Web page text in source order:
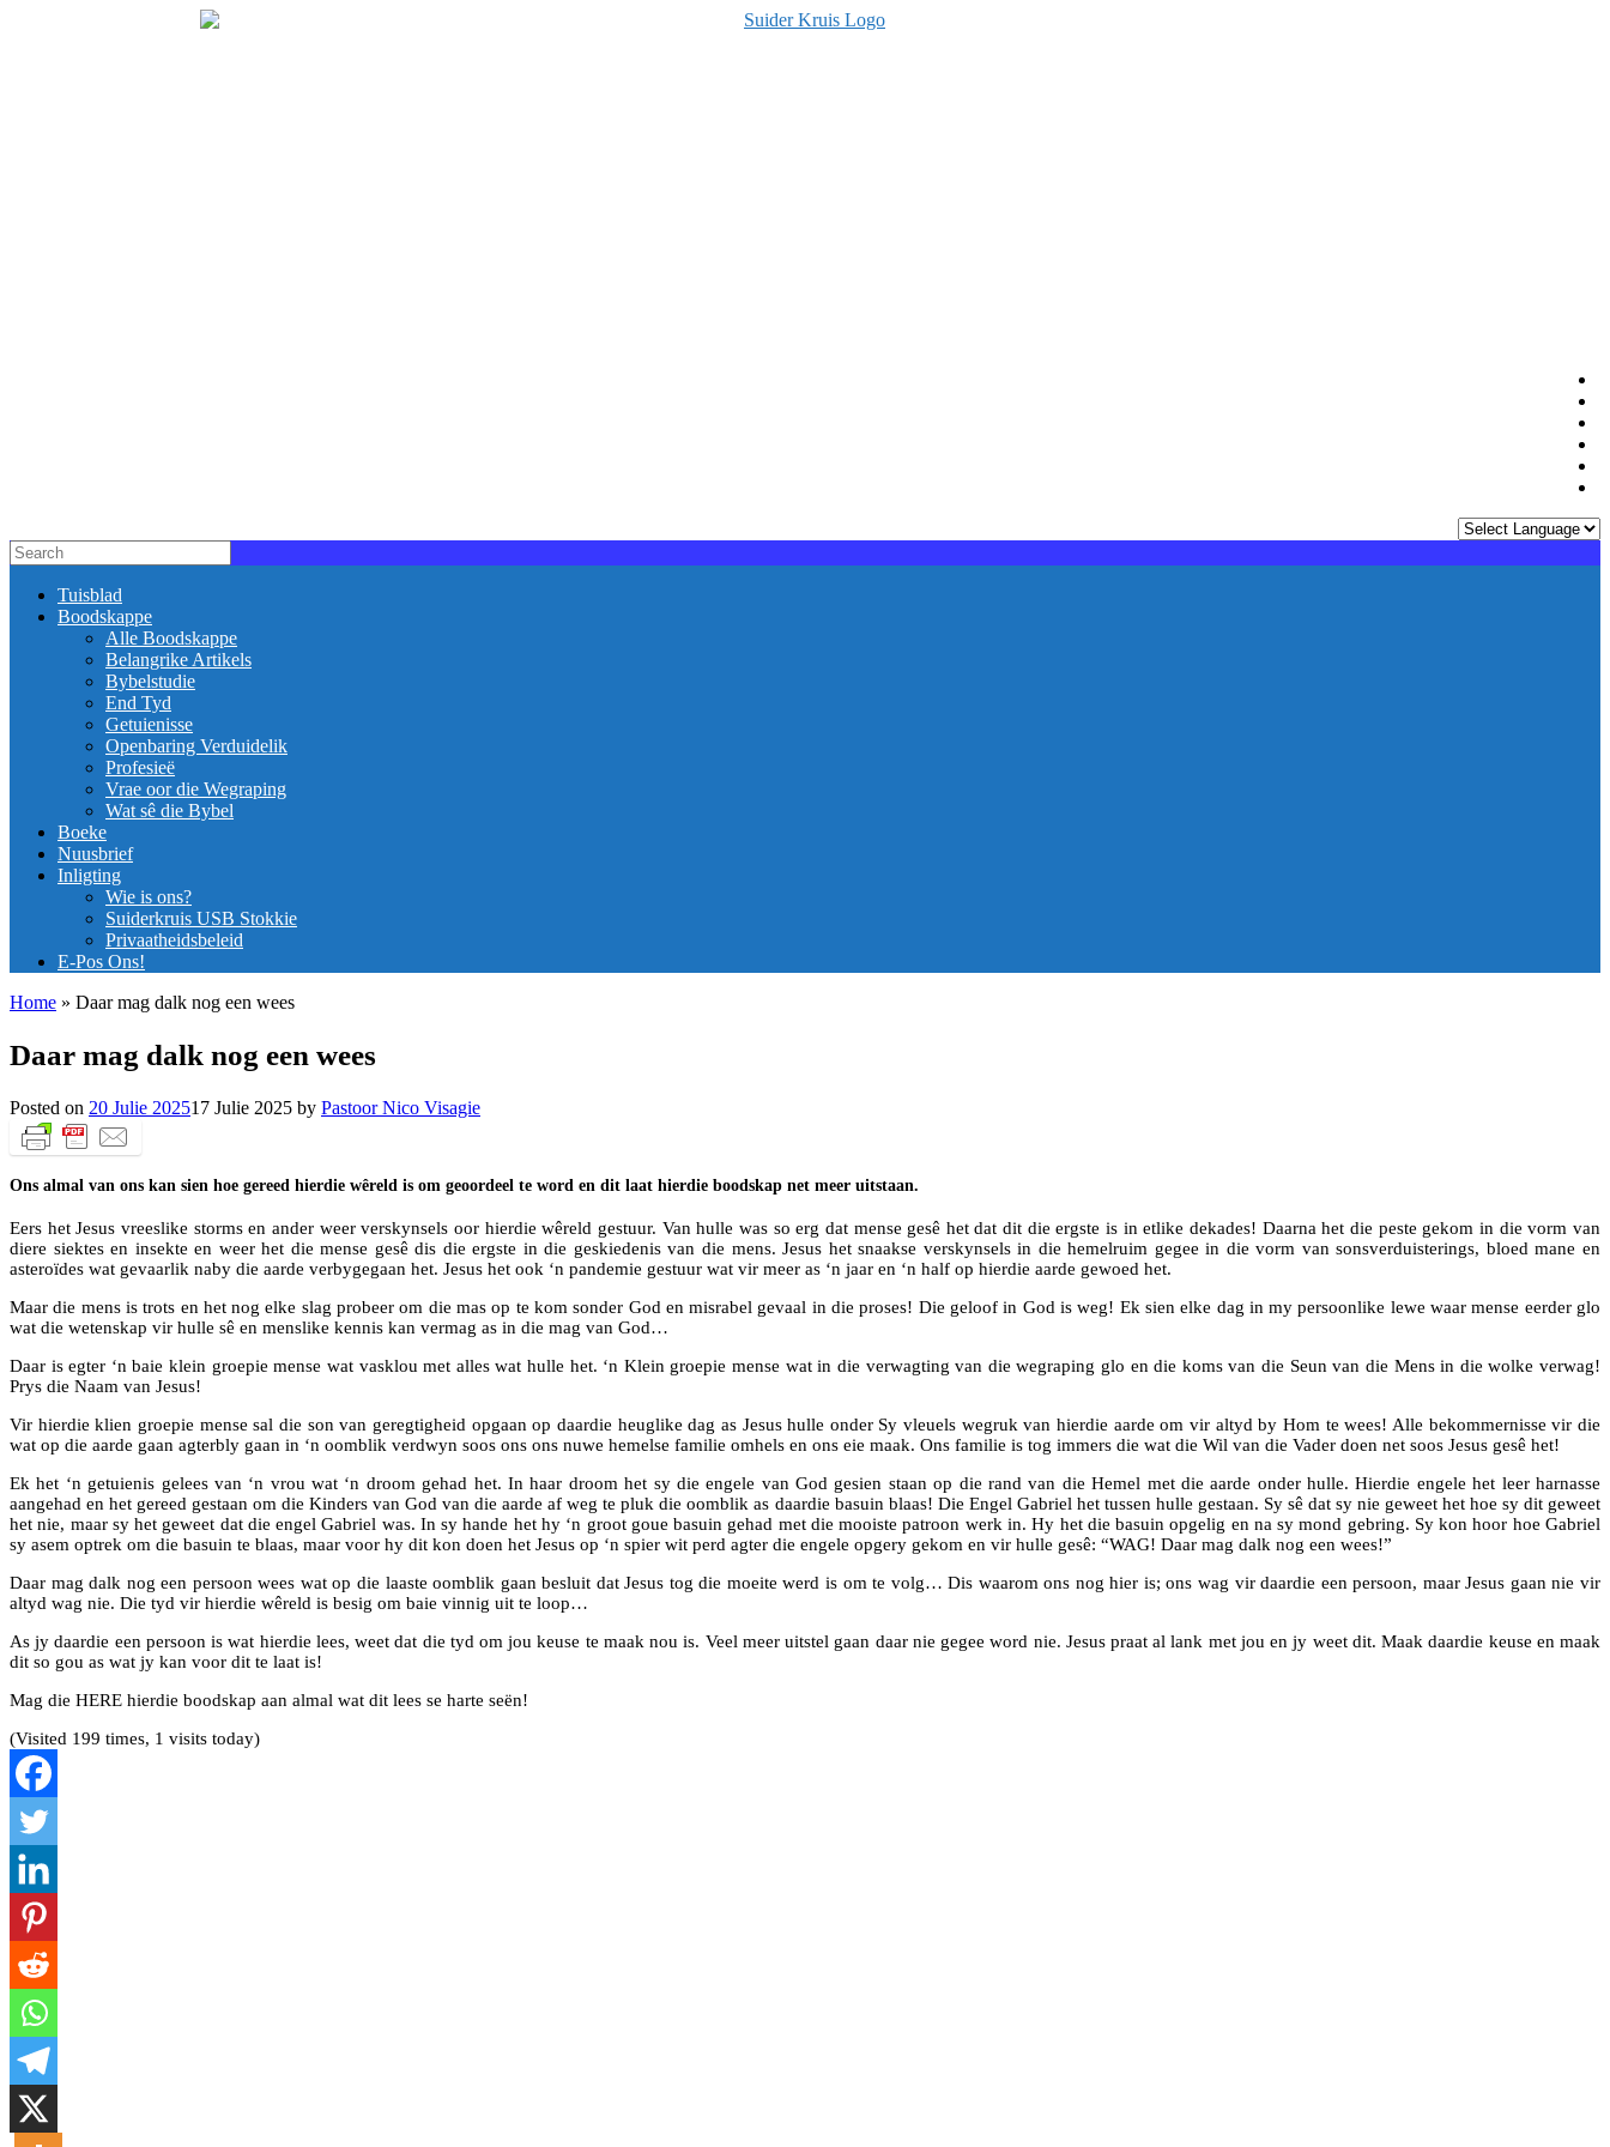
Tuisblad
Boodskappe
Alle Boodskappe
Belangrike Artikels
Bybelstudie
End Tyd
Getuienisse
Openbaring Verduidelik
Profesieë
Vrae oor die Wegraping
Wat sê die Bybel
Boeke
Nuusbrief
Inligting
Wie is ons?
Suiderkruis USB Stokkie
Privaatheidsbeleid
E-Pos Ons!
Home » Daar mag dalk nog een wees
Daar mag dalk nog een wees
Posted on 20 Julie 202517 Julie 2025 by Pastoor Nico Visagie
Ons almal van ons kan sien hoe gereed hierdie wêreld is om geoordeel te word en dit laat hierdie boodskap net meer uitstaan.
Eers het Jesus vreeslike storms en ander weer verskynsels oor hierdie wêreld gestuur. Van hulle was so erg dat mense gesê het dat dit die ergste is in etlike dekades! Daarna het die peste gekom in die vorm van
diere siektes en insekte en weer het die mense gesê dis die ergste in die geskiedenis van die mens. Jesus het snaakse verskynsels in die hemelruim gegee in die vorm van sonsverduisterings, bloed mane en
asteroïdes wat gevaarlik naby die aarde verbygegaan het. Jesus het ook ‘n pandemie gestuur wat vir meer as ‘n jaar en ‘n half op hierdie aarde gewoed het.
Maar die mens is trots en het nog elke slag probeer om die mas op te kom sonder God en misrabel gevaal in die proses! Die geloof in God is weg! Ek sien elke dag in my persoonlike lewe waar mense eerder glo
wat die wetenskap vir hulle sê en menslike kennis kan vermag as in die mag van God…
Daar is egter ‘n baie klein groepie mense wat vasklou met alles wat hulle het. ‘n Klein groepie mense wat in die verwagting van die wegraping glo en die koms van die Seun van die Mens in die wolke verwag!
Prys die Naam van Jesus!
Vir hierdie klien groepie mense sal die son van geregtigheid opgaan op daardie heuglike dag as Jesus hulle onder Sy vleuels wegruk van hierdie aarde om vir altyd by Hom te wees! Alle bekommernisse vir die
wat op die aarde gaan agterbly gaan in ‘n oomblik verdwyn soos ons ons nuwe hemelse familie omhels en ons eie maak. Ons familie is tog immers die wat die Wil van die Vader doen net soos Jesus gesê het!
Ek het ‘n getuienis gelees van ‘n vrou wat ‘n droom gehad het. In haar droom het sy die engele van God gesien staan op die rand van die Hemel met die aarde onder hulle. Hierdie engele het leer harnasse
aangehad en het gereed gestaan om die Kinders van God van die aarde af weg te pluk die oomblik as daardie basuin blaas! Die Engel Gabriel het tussen hulle gestaan. Sy sê dat sy nie geweet het hoe sy dit geweet
het nie, maar sy het geweet dat die engel Gabriel was. In sy hande het hy ‘n groot goue basuin gehad met die mooiste patroon werk in. Hy het die basuin opgelig en na sy mond gebring. Sy kon hoor hoe Gabriel
sy asem optrek om die basuin te blaas, maar voor hy dit kon doen het Jesus op ‘n spier wit perd agter die engele opgery gekom en vir hulle gesê: “WAG! Daar mag dalk nog een wees!”
Daar mag dalk nog een persoon wees wat op die laaste oomblik gaan besluit dat Jesus tog die moeite werd is om te volg… Dis waarom ons nog hier is; ons wag vir daardie een persoon, maar Jesus gaan nie vir
altyd wag nie. Die tyd vir hierdie wêreld is besig om baie vinnig uit te loop…
As jy daardie een persoon is wat hierdie lees, weet dat die tyd om jou keuse te maak nou is. Veel meer uitstel gaan daar nie gegee word nie. Jesus praat al lank met jou en jy weet dit. Maak daardie keuse en maak
dit so gou as wat jy kan voor dit te laat is!
Mag die HERE hierdie boodskap aan almal wat dit lees se harte seën!
(Visited 199 times, 1 visits today)